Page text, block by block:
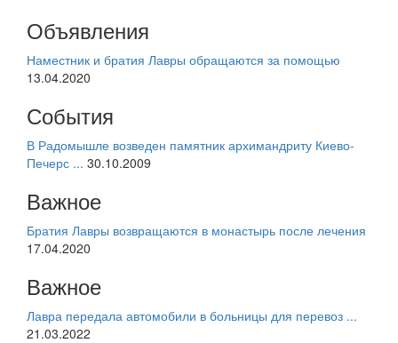
Объявления
Наместник и братия Лавры обращаются за помощью
13.04.2020
События
В Радомышле возведен памятник архимандриту Киево-
Печерс ... 30.10.2009
Важное
Братия Лавры возвращаются в монастырь после лечения
17.04.2020
Важное
Лавра передала автомобили в больницы для перевоз ...
21.03.2022